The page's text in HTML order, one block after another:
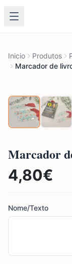
Inicio Produtos
Marcador de
Marcador
4,80€
Nome/Texto